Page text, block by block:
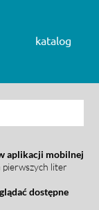
katalog
aplikacji mobilnej
pierwszych liter
dostępne